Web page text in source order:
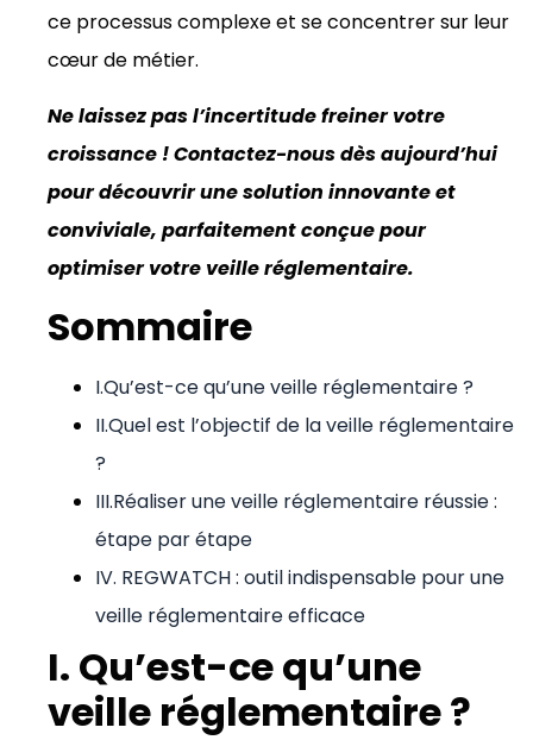
ce processus complexe et se concentrer sur leur
cœur de métier.
Ne laissez pas l’incertitude freiner votre
croissance ! Contactez-nous dès aujourd’hui
pour découvrir une solution innovante et
conviviale, parfaitement conçue pour
optimiser votre veille réglementaire.
Sommaire
I.Qu’est-ce qu’une veille réglementaire ?
II.Quel est l’objectif de la veille réglementaire
?
III.Réaliser une veille réglementaire réussie :
étape par étape
IV. REGWATCH : outil indispensable pour une
veille réglementaire efficace
I. Qu’est-ce qu’une
veille réglementaire ?